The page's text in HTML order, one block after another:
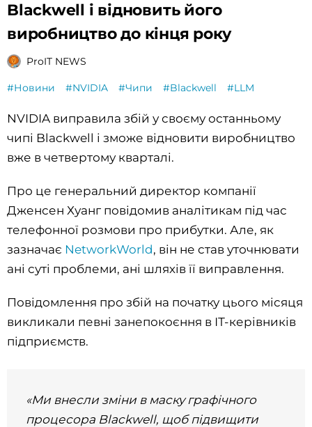
Blackwell і відновить його
виробництво до кінця року
ProIT NEWS
#Новини #NVIDIA #Чипи #Blackwell #LLM
NVIDIA виправила збій у своєму останньому
чипі Blackwell і зможе відновити виробництво
вже в четвертому кварталі.
Про це генеральний директор компанії
Дженсен Хуанг повідомив аналітикам під час
телефонної розмови про прибутки. Але, як
зазначає NetworkWorld, він не став уточнювати
ані суті проблеми, ані шляхів її виправлення.
Повідомлення про збій на початку цього місяця
викликали певні занепокоєння в ІТ-керівників
підприємств.
«Ми внесли зміни в маску графічного
процесора Blackwell, щоб підвищити